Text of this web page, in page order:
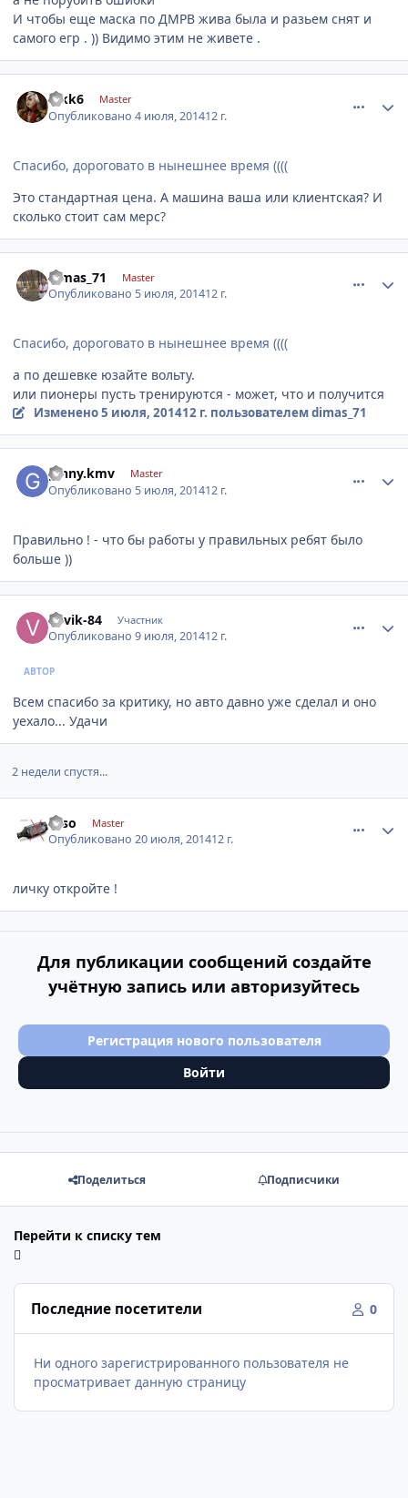
И чтобы еще маска по ДМРВ жива была и разьем снят и
самого егр . )) Видимо этим не живете .
fakk6 Master
Опубликовано4 июля, 201412 г.
Спасибо, дороговато в нынешнее время ((((
Это стандартная цена. А машина ваша или клиентская? И
сколько стоит сам мерс?
dimas_71 Master
Опубликовано 5 июля, 201412 г.
Спасибо, дороговато в нынешнее время ((((
а по дешевке юзайте вольту.
или пионеры пусть тренируются - может, что и получится
Изменено5 июля, 201412 г. пользователем dimas_71
ginny.kmv Master
Опубликовано 5 июля, 201412 г.
Правильно ! - что бы работы у правильных ребят было
больше ))
vovik-84 Участник
Опубликовано9 июля, 201412 г.
АВТОР
Всем спасибо за критику, но авто давно уже сделал и оно
уехало... Удачи
2 недели спустя...
Esso Master
Опубликовано20 июля, 201412 г.
личку откройте !
Для публикации сообщений создайте
учётную запись или авторизуйтесь
Регистрация нового пользователя
Войти
Поделиться Подписчики
Перейти к списку тем
Последние посетители 0
Ни одного зарегистрированного пользователя не
просматривает данную страницу